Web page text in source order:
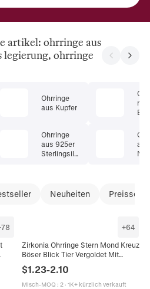
artikel: ohrringe aus
legierung, ohrringe
Ohrringe
aus Kupfer
Ohrringe
aus 925er
Sterlingsilb
mit
aus
Neuheiten
78 +64
Zirkonia Ohrringe Stern Mond Kreuz
Böser Blick Tier Vergoldet Mit
Ohrstecker Mode Schmuck
$1.23-2.10
Misch-MOQ : 2· 1K+ kürzlich verkauft